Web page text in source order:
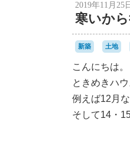
2019年11月25
寒いか
新築 土地
こんにちは
ときめきハ
例えば12月
そして14・